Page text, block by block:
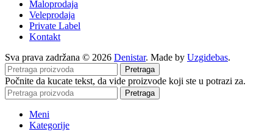
Maloprodaja
Veleprodaja
Private Label
Kontakt
Sva prava zadržana © 2026 Denistar. Made by Uzgidebas.
Pretraga
Počnite da kucate tekst, da vide proizvode koji ste u potrazi za.
Pretraga
Meni
Kategorije